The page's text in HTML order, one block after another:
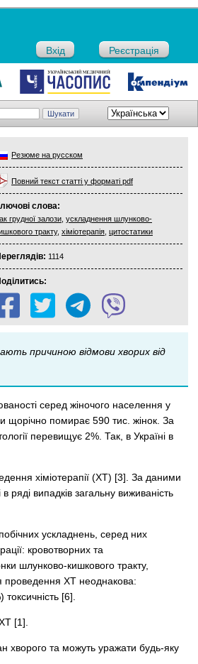
Вхід Реєстрація
Резюме на русском
Повний текст статті у форматі pdf
слова:
грудної залози ускладнення шлунково-
тракту, хіміотерапія цитостатики
1114
причиною відмови хворих від
серед жіночого населення у
щорічно помирає 590 тис. жінок. За
перевищує 2%. Так, в Україні в
хіміотерапії (ХТ) [3]. За даними
ряді випадків загальну виживаність
ускладнень, серед них
кровотворних та
шлунково-кишкового тракту,
проведення ХТ неоднакова:
[6].
[1].
хворого та можуть уражати будь-яку